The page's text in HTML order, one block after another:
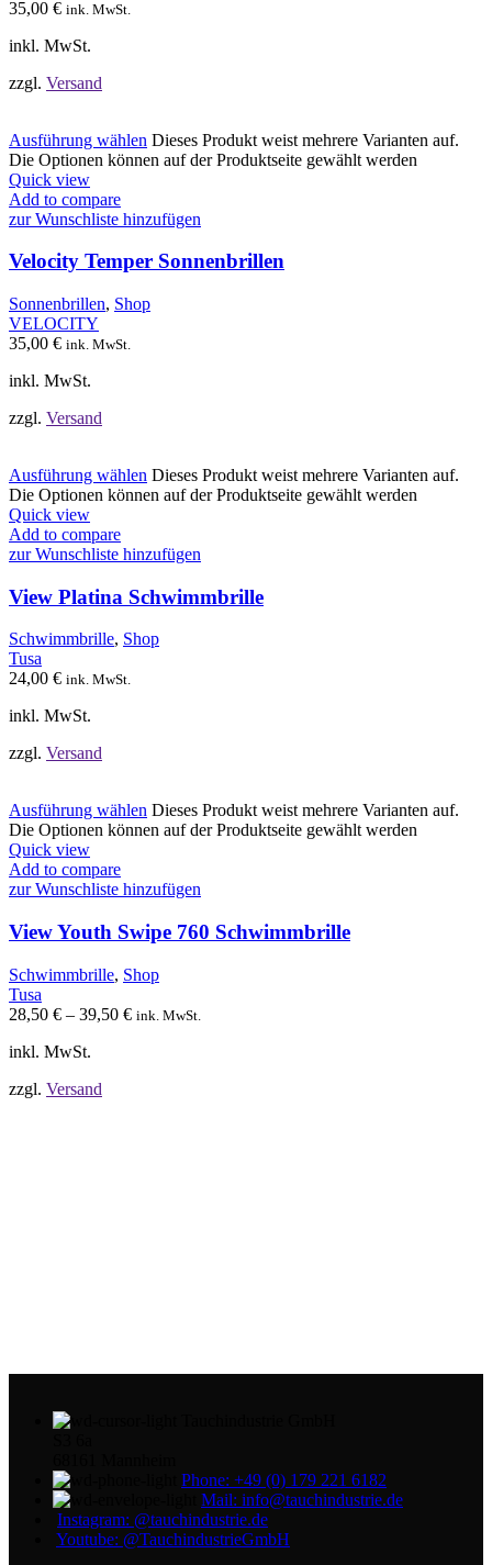
35,00 € ink. MwSt.
inkl. MwSt.
zzgl. Versand
Ausführung wählen Dieses Produkt weist mehrere Varianten auf.
Die Optionen können auf der Produktseite gewählt werden
Quick view
Add to compare
zur Wunschliste hinzufügen
Velocity Temper Sonnenbrillen
Sonnenbrillen, Shop
VELOCITY
35,00 € ink. MwSt.
inkl. MwSt.
zzgl. Versand
Ausführung wählen Dieses Produkt weist mehrere Varianten auf.
Die Optionen können auf der Produktseite gewählt werden
Quick view
Add to compare
zur Wunschliste hinzufügen
View Platina Schwimmbrille
Schwimmbrille, Shop
Tusa
24,00 € ink. MwSt.
inkl. MwSt.
zzgl. Versand
Ausführung wählen Dieses Produkt weist mehrere Varianten auf.
Die Optionen können auf der Produktseite gewählt werden
Quick view
Add to compare
zur Wunschliste hinzufügen
View Youth Swipe 760 Schwimmbrille
Schwimmbrille, Shop
Tusa
28,50 € – 39,50 € ink. MwSt.
inkl. MwSt.
zzgl. Versand
Phone: +49 (0) 179 221 6182
Mail: info@tauchindustrie.de
Instagram: @tauchindustrie.de
Youtube: @TauchindustrieGmbH